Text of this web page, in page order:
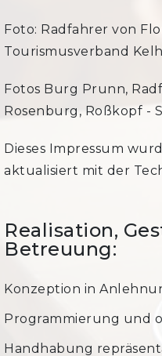
Foto: Radfahrer von
Tourismusverband
Fotos Burg Prunn,
Rosenburg, Roßkopf -
Dieses Impressum
aktualisiert mit der
Realisation,
Betreuung:
Konzeption in
Programmierung und
Handhabung